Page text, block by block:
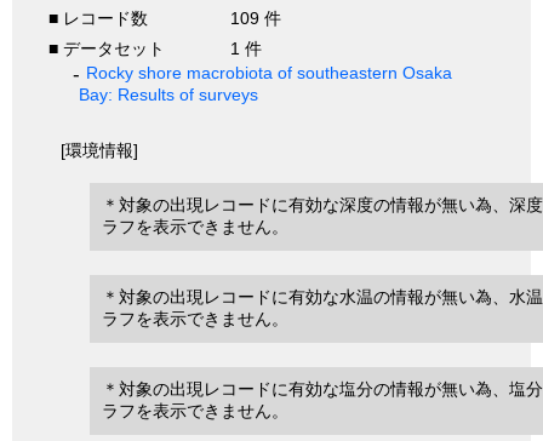
■ レコード数
109 件
■ データセット
1 件
Rocky shore macrobiota of southeastern Osaka
Bay: Results of surveys
[環境情報]
＊対象の出現レコードに有効な深度の情報が無い為、深
ラフを表示できません。
＊対象の出現レコードに有効な水温の情報が無い為、水
ラフを表示できません。
＊対象の出現レコードに有効な塩分の情報が無い為、塩
ラフを表示できません。